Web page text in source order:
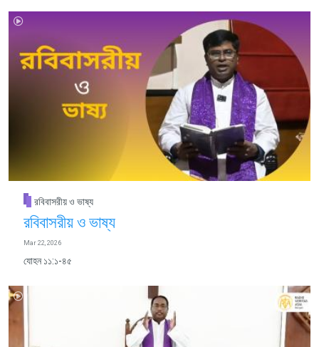
রবিবাসরীয় ও ভাষ্য
রবিবাসরীয় ও ভাষ্য
Mar 22, 2026
যোহন ১১:১-৪৫